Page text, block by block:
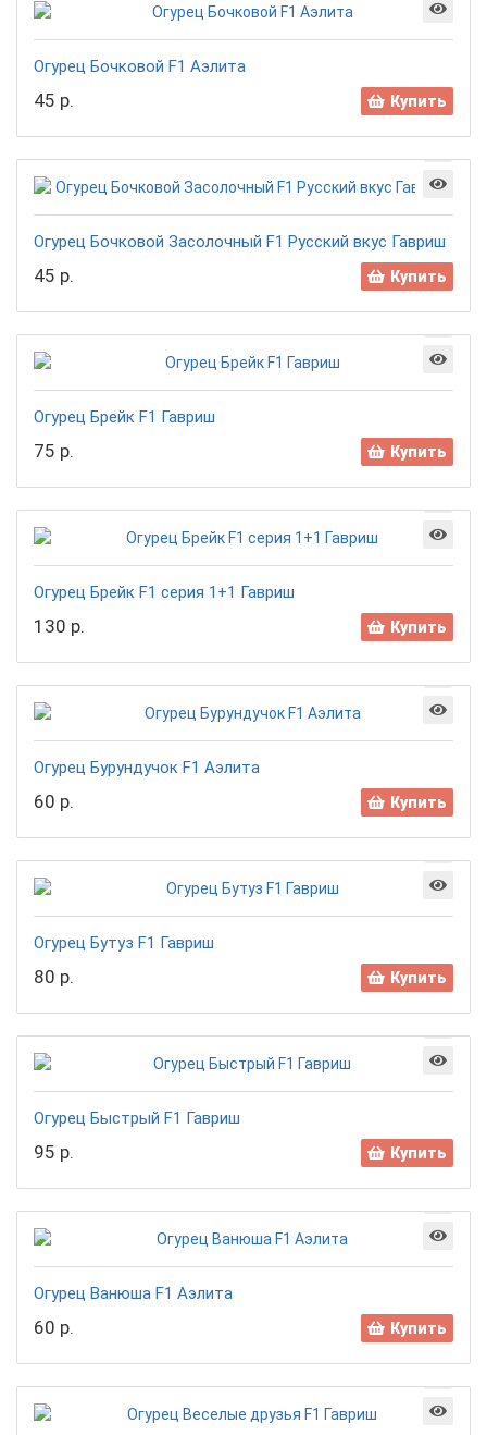
Огурец Бочковой F1 Аэлита
45 р. Купить
Огурец Бочковой Засолочный F1 Русский вкус Гавриш
45 р. Купить
Огурец Брейк F1 Гавриш
75 р. Купить
Огурец Брейк F1 серия 1+1 Гавриш
130 р. Купить
Огурец Бурундучок F1 Аэлита
60 р. Купить
Огурец Бутуз F1 Гавриш
80 р. Купить
Огурец Быстрый F1 Гавриш
95 р. Купить
Огурец Ванюша F1 Аэлита
60 р. Купить